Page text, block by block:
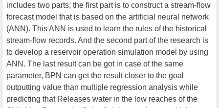
includes two parts; the first part is to construct a stream-flow
forecast model that is based on the artificial neural network
(ANN). This ANN is used to learn the rules of the historical
stream-flow records. And the second part of the research is
to develop a reservoir operation simulation model by using
ANN. The last result can be got in case of the same
parameter, BPN can get the result closer to the goal
outputting value than multiple regression analysis while
predicting that Releases water in the low reaches of the